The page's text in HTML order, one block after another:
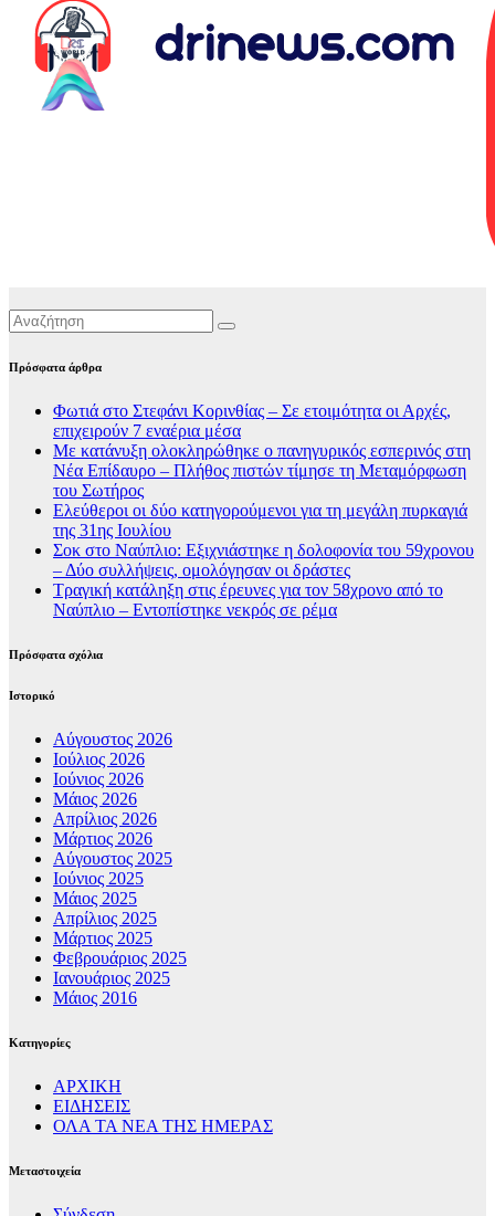
Πρόσφατα άρθρα
Φωτιά στο Στεφάνι Κορινθίας – Σε ετοιμότητα οι Αρχές,
επιχειρούν 7 εναέρια μέσα
Με κατάνυξη ολοκληρώθηκε ο πανηγυρικός εσπερινός στη
Νέα Επίδαυρο – Πλήθος πιστών τίμησε τη Μεταμόρφωση
του Σωτήρος
Ελεύθεροι οι δύο κατηγορούμενοι για τη μεγάλη πυρκαγιά
της 31ης Ιουλίου
Σοκ στο Ναύπλιο: Εξιχνιάστηκε η δολοφονία του 59χρονου
– Δύο συλλήψεις, ομολόγησαν οι δράστες
Τραγική κατάληξη στις έρευνες για τον 58χρονο από το
Ναύπλιο – Εντοπίστηκε νεκρός σε ρέμα
Πρόσφατα σχόλια
Ιστορικό
Αύγουστος 2026
Ιούλιος 2026
Ιούνιος 2026
Μάιος 2026
Απρίλιος 2026
Μάρτιος 2026
Αύγουστος 2025
Ιούνιος 2025
Μάιος 2025
Απρίλιος 2025
Μάρτιος 2025
Φεβρουάριος 2025
Ιανουάριος 2025
Μάιος 2016
Kατηγορίες
ΑΡΧΙΚΗ
ΕΙΔΗΣΕΙΣ
ΟΛΑ ΤΑ ΝΕΑ ΤΗΣ ΗΜΕΡΑΣ
Μεταστοιχεία